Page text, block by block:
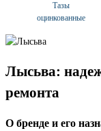
Тазы
оцинкованные
Лысьва:
ремонта
О бренде и его